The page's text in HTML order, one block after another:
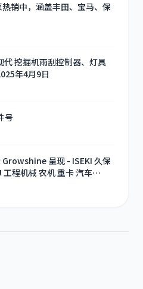
销中，涵盖丰田、宝马、保
代 挖掘机雨刮控制器、灯具
年4月9日
号
呈现 - ISEKI 久保
工程机械 农机 重卡 汽车
现货供应